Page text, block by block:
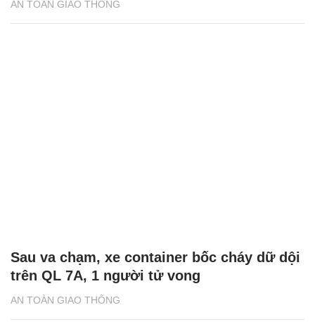
AN TOÀN GIAO THÔNG
AN TOÀN GIAO THÔNG
Sau va chạm, xe container bốc cháy dữ dội
trên QL 7A, 1 người tử vong